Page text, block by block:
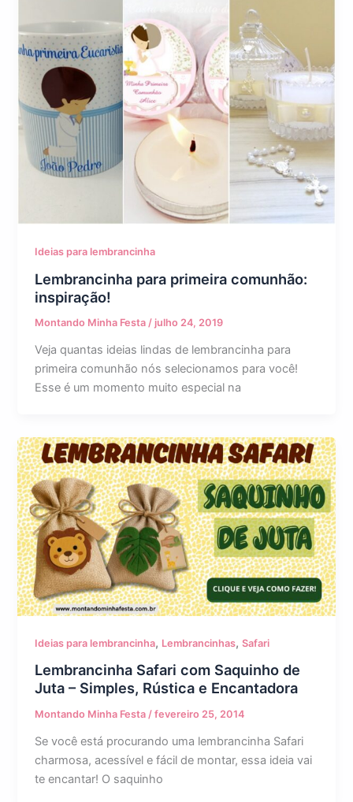
Ideias para lembrancinha
Lembrancinha para primeira comunhão:
inspiração!
Montando Minha Festa/ julho 24, 2019
Veja quantas ideias lindas de lembrancinha para
primeira comunhão nós selecionamos para você!
Esse é um momento muito especial na
Ideias para lembrancinha, Lembrancinhas,Safari
Lembrancinha Safari com Saquinho de
Juta – Simples, Rústica e Encantadora
Montando Minha Festa/fevereiro 25, 2014
Se você está procurando uma lembrancinha Safari
charmosa, acessível e fácil de montar, essa ideia vai
te encantar! O saquinho